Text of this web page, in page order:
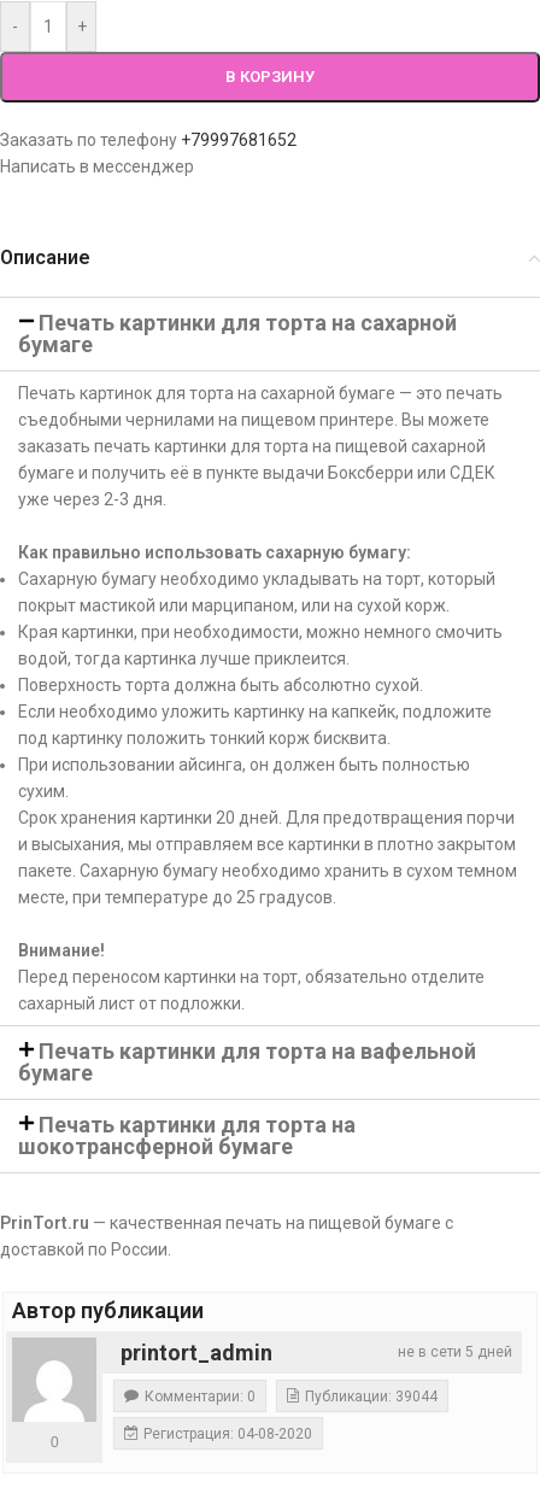
- +
В КОРЗИНУ
Заказать по телефону +79997681652
Написать в мессенджер
Описание
Печать картинки для торта на сахарной
бумаге
Печать картинок для торта на сахарной бумаге — это печать
съедобными чернилами на пищевом принтере. Вы можете
заказать печать картинки для торта на пищевой сахарной
бумаге и получить её в пункте выдачи Боксберри или СДЕК
уже через 2-3 дня.
Как правильно использовать сахарную бумагу:
Сахарную бумагу необходимо укладывать на торт, который
покрыт мастикой или марципаном, или на сухой корж.
Края картинки, при необходимости, можно немного смочить
водой, тогда картинка лучше приклеится.
Поверхность торта должна быть абсолютно сухой.
Если необходимо уложить картинку на капкейк, подложите
под картинку положить тонкий корж бисквита.
При использовании айсинга, он должен быть полностью
сухим.
Срок хранения картинки 20 дней. Для предотвращения порчи
и высыхания, мы отправляем все картинки в плотно закрытом
пакете. Сахарную бумагу необходимо хранить в сухом темном
месте, при температуре до 25 градусов.
Внимание!
Перед переносом картинки на торт, обязательно отделите
сахарный лист от подложки.
Печать картинки для торта на вафельной
бумаге
Печать картинки для торта на
шокотрансферной бумаге
PrinTort.ru — качественная печать на пищевой бумаге с
доставкой по России.
Автор публикации
не в сети 5 дней
printort_admin
0
Комментарии: 0 Публикации: 39044
Регистрация: 04-08-2020